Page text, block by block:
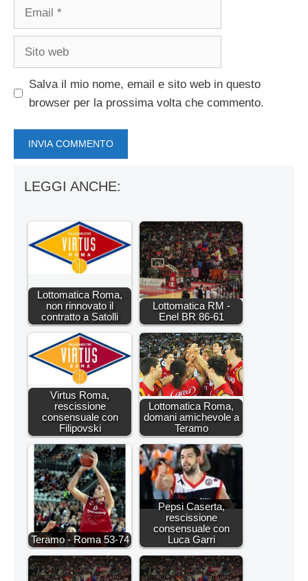
Salva il mio nome, email e sito web in questo
browser per la prossima volta che commento.
LEGGI ANCHE:
Lottomatica Roma,
non rinnovato il
contratto a Satolli
Lottomatica RM -
Enel BR 86-61
Virtus Roma,
rescissione
consensuale con
Filipovski
Lottomatica Roma,
domani amichevole a
Teramo
Teramo - Roma 53-74
Pepsi Caserta,
rescissione
consensuale con
Luca Garri